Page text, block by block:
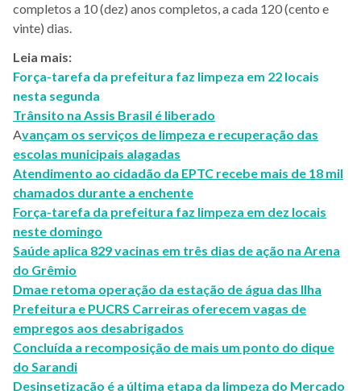
completos a 10 (dez) anos completos, a cada 120 (cento e
vinte) dias.
Leia mais:
Força-tarefa da prefeitura faz limpeza em 22 locais
nesta segunda
Trânsito na Assis Brasil é liberado
Avançam os serviços de limpeza e recuperação das
escolas municipais alagadas
Atendimento ao cidadão da EPTC recebe mais de 18 mil
chamados durante a enchente
Força-tarefa da prefeitura faz limpeza em dez locais
neste domingo
Saúde aplica 829 vacinas em três dias de ação na Arena
do Grêmio
Dmae retoma operação da estação de água das Ilha
Prefeitura e PUCRS Carreiras oferecem vagas de
empregos aos desabrigados
Concluída a recomposição de mais um ponto do dique
do Sarandi
Desinsetização é a última etapa da limpeza do Mercado